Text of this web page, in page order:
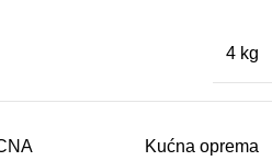
4 kg
Kućna oprema